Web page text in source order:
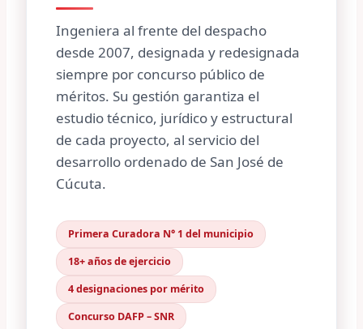
Ingeniera al frente del despacho
desde 2007, designada y redesignada
siempre por concurso público de
méritos. Su gestión garantiza el
estudio técnico, jurídico y estructural
de cada proyecto, al servicio del
desarrollo ordenado de San José de
Cúcuta.
Primera Curadora N° 1 del municipio
18+ años de ejercicio
4 designaciones por mérito
Concurso DAFP – SNR